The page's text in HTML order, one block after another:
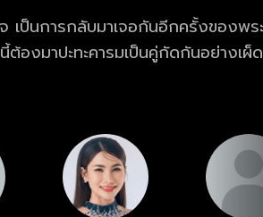
เป็นการกลับมาเจอกันอีกครั้งของพ
องมาปะทะคารมเป็นคู่กัดกันอย่างเผ็
ตาหวังประสานรอยร้าวระหว่างตาแล